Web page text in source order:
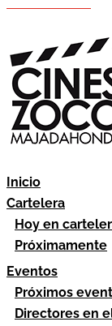
Inicio
Cartelera
Hoy en
Próximamente
Eventos
Próximos
Directores en